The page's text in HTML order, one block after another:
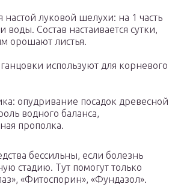
настой луковой шелухи: на 1 часть
воды. Состав настаивается сутки,
орошают листья.
используют для корневого
опудривание посадок древесной
водного баланса,
прополка.
бессильны, если болезнь
стадию. Тут помогут только
«Фитоспорин», «Фундазол».